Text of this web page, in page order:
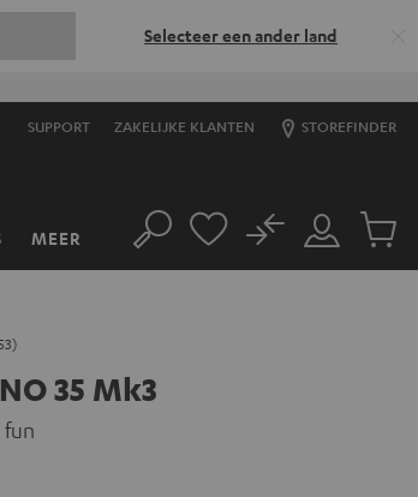
Selecteer een ander land
SUPPORT ZAKELIJKE KLANTEN STOREFINDER
MEER Zoeken
Mijn
account
No
35 Mk3
fun